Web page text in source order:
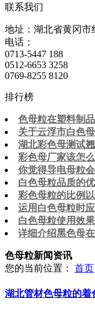
联系我们
地址：湖北省黄冈市
电话：
0713-5447 188
0512-6653 3258
0769-8255 8120
排行榜
色母粒在塑料制
关于云浮市白色
湖北彩色母测试
彩色母厂家该怎
你觉得导电母粒
白色母粒品质的
彩色母粒的比例
运用白色母粒时
白色母粒使用效
详细介绍黑色母
色母粒新闻资讯
您的当前位置： 首页
湖北管材色母粒的着